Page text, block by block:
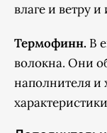
влаге и ветру
Термофинн. В
волокна. Они
наполнителя